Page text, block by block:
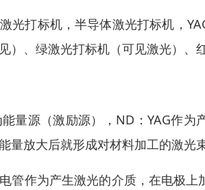
光打标机，半导体激光打标机，
、绿激光打标机（可见激光）、
量源（激励源），ND：YAG作
放大后就形成对材料加工的激光束
管作为产生激光的介质，在电极